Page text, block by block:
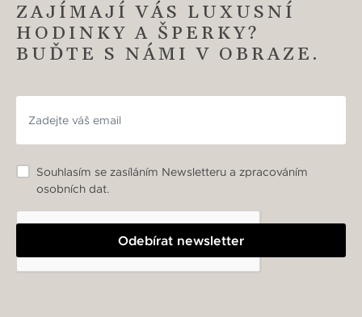
ZAJÍMAJÍ VÁS LUXUSNÍ
HODINKY A ŠPERKY?
BUĎTE S NÁMI V OBRAZE.
Odebírat newsletter
Souhlasím se zasíláním Newsletteru a zpracováním
osobních dat.